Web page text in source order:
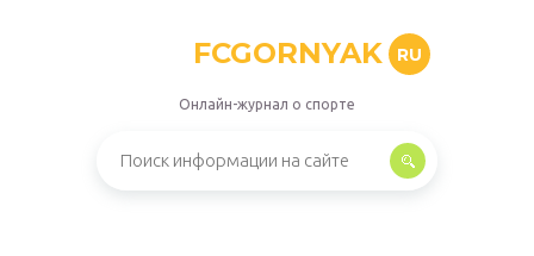
FCGORNYAK RU
Онлайн-журнал о спорте